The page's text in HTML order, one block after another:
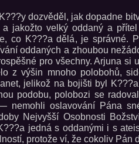
dozvěděl, jak dopadne
a jakožto velký oddaný a
co K???a dělá, je správné.
oddaných a zhoubou
pro všechny. Arjuna si
z výšin mnoho polobohů,
jelikož na bojišti byl
podobu, polobozi se
nemohli oslavování Pána
Nejvyšší Osobnosti
jedná s oddanými i s
protože ví, že cokoliv Pán